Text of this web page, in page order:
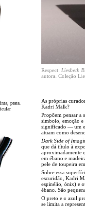
prata.
Respect: Liesbeth
autora. Coleção
As próprias
Kadri Mälk?
Propõem pensar a
símbolo, emoção e
significado — um
atuam como
Dark Side of
que dá título à
aproximadamente
em ébano e
pele de toupeira
Sobre essa
escuridão, Kadri
espinélio, ónix) e
ébano. São
O preto e o azul
se limita a